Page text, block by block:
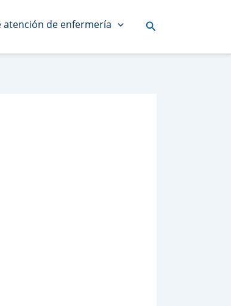
atención de enfermería Buscar